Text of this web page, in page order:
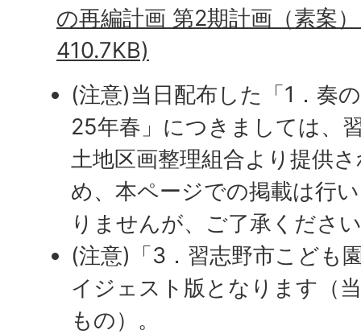
の再編計画 第2期計画（素案
410.7KB)
(注意)当日配布した「1．奏
25年春」につきましては、
土地区画整理組合より提供
め、本ページでの掲載は行
りませんが、ご了承くださ
(注意)「3．習志野市こども
イジェスト版となります（
もの）。